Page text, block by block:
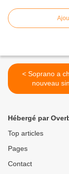
< Soprano a choisi son
nouveau
Hébergé par
Top articles
Pages
Contact